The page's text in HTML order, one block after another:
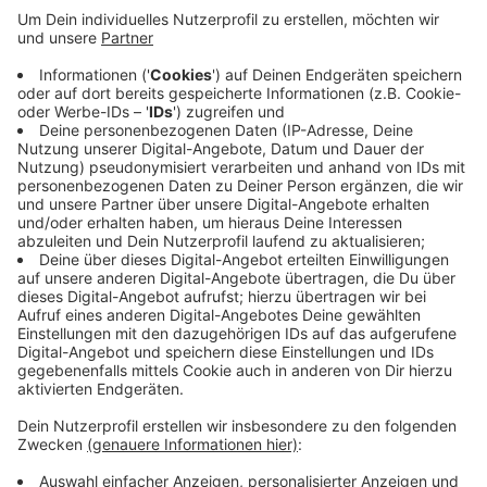
EN: Der Hang wird auf Steinschlaggefahr hin
untersucht. Aus Sicherheitsgründen muss die
Kaiserstraße deshalb nächste Woche von Montag bis
Freitag komplett gesperrt werden. Das betrifft den
Bereich zwischen Ortseingang Wetter und dem Cuno-
Kraftwerk. Ein Fachgutachter überprüft den
Schutzzaun am Hang, und Geologen untersuchen den
Felsen auf mögliche Steinschlaggefahr. Auch für
Radfahrer und Fußgänger ist der Bereich gesperrt.
Anzeige